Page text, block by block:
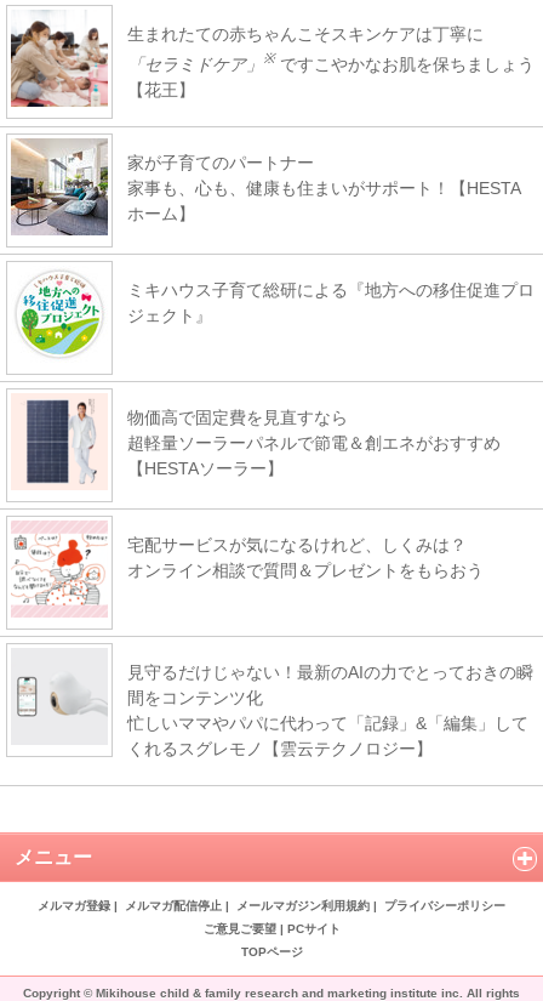
生まれたての赤ちゃんこそスキンケアは丁寧に
「セラミドケア」
※ ですこやかなお肌を保ちましょう
【花王】
家が子育てのパートナー
家事も、心も、健康も住まいがサポート！【HESTA
ホーム】
ミキハウス子育て総研による『地方への移住促進プロ
ジェクト』
物価高で固定費を見直すなら
超軽量ソーラーパネルで節電＆創エネがおすすめ
【HESTAソーラー】
宅配サービスが気になるけれど、しくみは？
オンライン相談で質問＆プレゼントをもらおう
見守るだけじゃない！最新のAIの力でとっておきの瞬
間をコンテンツ化
忙しいママやパパに代わって「記録」&「編集」して
くれるスグレモノ【雲云テクノロジー】
メニュー
メルマガ登録 | メルマガ配信停止 | メールマガジン利用規約 | プライバシーポリシー
ご意見ご要望| PCサイト
TOPページ
Copyright © Mikihouse child & family research and marketing institute inc. All rights